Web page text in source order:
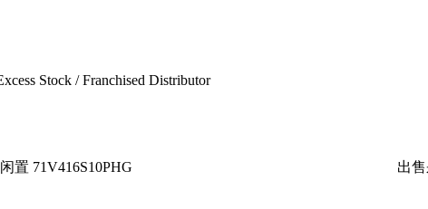
Stock / Franchised Distributor
闲置 71V416S10PHG 出